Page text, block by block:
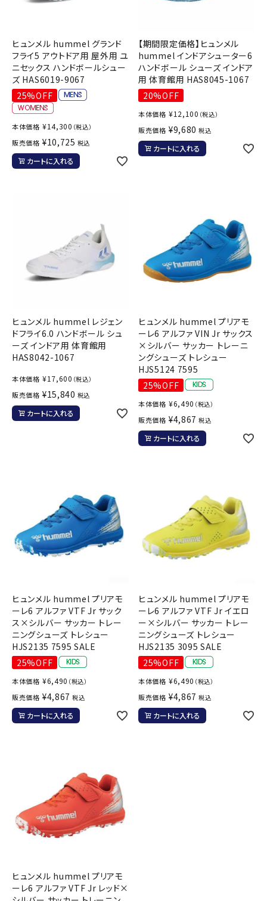
ヒュンメル hummel グランド
フライ5 アウトドア用 屋外用 ユ
ニセックス ハンドボールシュー
ズ HAS6019-9067
25%OFF
本体価格 ¥14,300 （税込）
販売価格 ¥10,725 税込
カートに入れる
【期間限定価格】ヒュンメル
hummel インドアシューター6
ハンドボール シューズ インドア
用 体育館用 HAS8045-1067
20%OFF
本体価格 ¥12,100 （税込）
販売価格 ¥9,680 税込
カートに入れる
ヒュンメル hummel レジェン
ドフライ6.0 ハンドボール シュ
ーズ インドア用 体育館用
HAS8042-1067
本体価格 ¥17,600 （税込）
販売価格 ¥15,840 税込
カートに入れる
ヒュンメル hummel プリアモ
ーレ6 アルファ VIN Jr サックス
×シルバー サッカー トレーニ
ングシューズ トレシュー
HJS5124 7595
25%OFF
本体価格 ¥6,490 （税込）
販売価格 ¥4,867 税込
カートに入れる
ヒュンメル hummel プリアモ
ーレ6 アルファ VTF Jr サック
ス×シルバー サッカー トレー
ニングシューズ トレシュー
HJS2135 7595 SALE
25%OFF
本体価格 ¥6,490 （税込）
販売価格 ¥4,867 税込
カートに入れる
ヒュンメル hummel プリアモ
ーレ6 アルファ VTF Jr イエロ
ー×シルバー サッカー トレー
ニングシューズ トレシュー
HJS2135 3095 SALE
25%OFF
本体価格 ¥6,490 （税込）
販売価格 ¥4,867 税込
カートに入れる
ヒュンメル hummel プリアモ
ーレ6 アルファ VTF Jr レッド×